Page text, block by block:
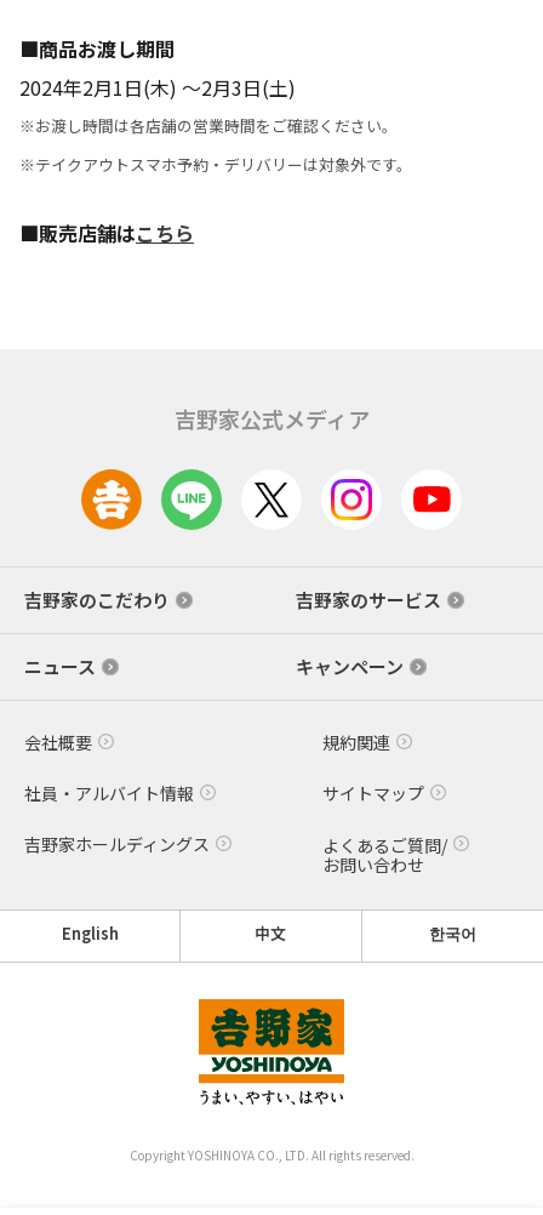
■商品お渡し期間
2024年2月1日(木) ～2月3日(土)
※お渡し時間は各店舗の営業時間をご確認ください。
※テイクアウトスマホ予約・デリバリーは対象外です。
■販売店舗はこちら
吉野家公式メディア
吉野家のこだわり 吉野家のサービス
ニュース キャンペーン
会社概要 規約関連
社員・アルバイト情報 サイトマップ
吉野家ホールディングス
よくあるご質問/
お問い合わせ
English 中文 한국어
Copyright YOSHINOYA CO., LTD. All rights reserved.